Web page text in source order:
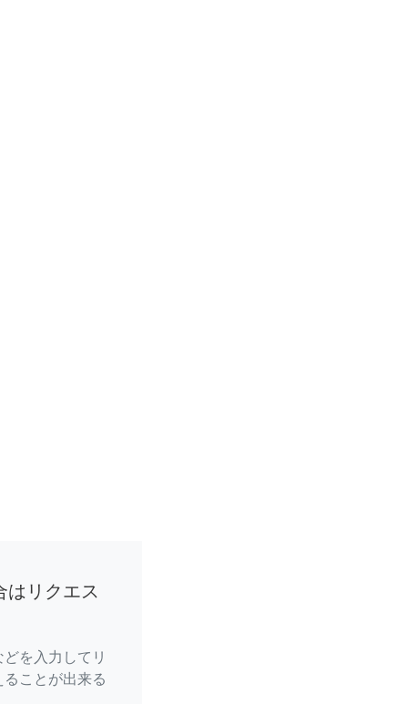
はリクエス
を入力してリ
ことが出来る